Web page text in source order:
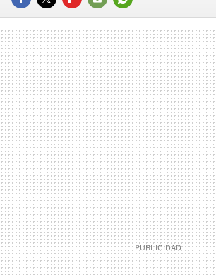
FACEBOOK
TWITTERFLIPBOARD
E-
MAIL
WHATSAPP